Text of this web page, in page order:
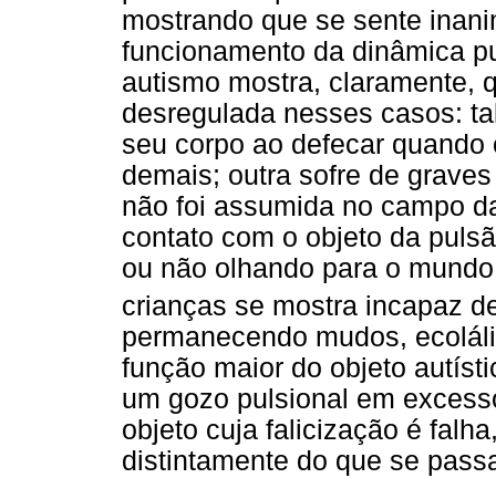
mostrando que se sente
funcionamento da dinâmica
autismo mostra, claramente,
desregulada nesses casos:
seu corpo ao defecar
demais; outra sofre de
não foi assumida no campo
contato com o objeto da
ou não olhando para o
crianças se mostra incapaz
permanecendo mudos,
função maior do objeto
um gozo pulsional em
objeto cuja falicização é
distintamente do que se